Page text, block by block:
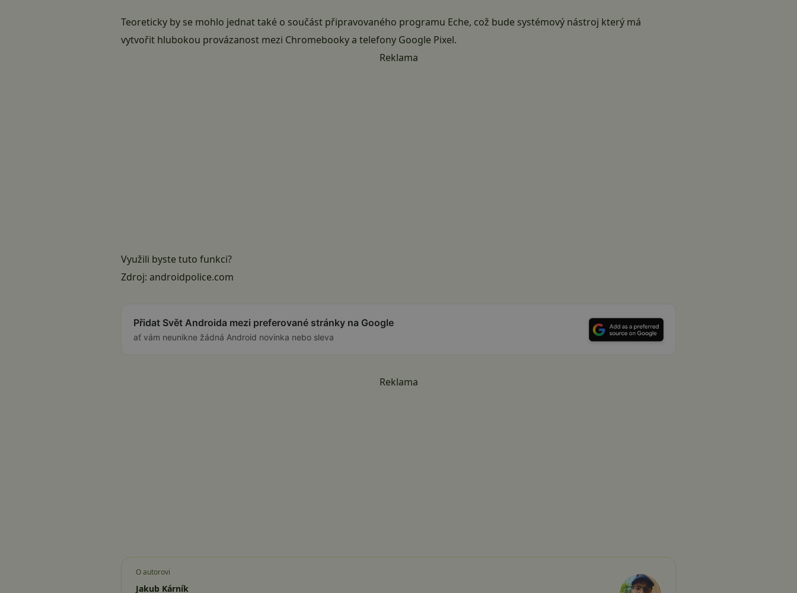
Teoreticky by se mohlo jednat také o součást připravovaného programu Eche, což bude systémový nástroj který má
vytvořit hlubokou provázanost mezi Chromebooky a telefony Google Pixel.
Reklama
Využili byste tuto funkci?
Zdroj: androidpolice.com
Přidat Svět Androida mezi preferované stránky na Google
ať vám neunikne žádná Android novinka nebo sleva
Reklama
O autorovi
Jakub Kárník